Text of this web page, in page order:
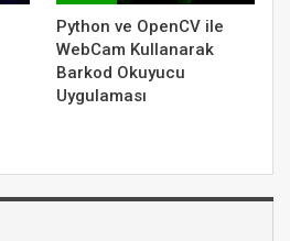
Python ve OpenCV ile
WebCam Kullanarak
Barkod Okuyucu
Uygulaması